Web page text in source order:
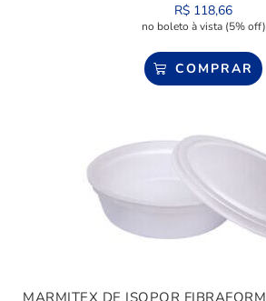
R$ 118,66
no boleto à vista (5% off)
COMPRAR